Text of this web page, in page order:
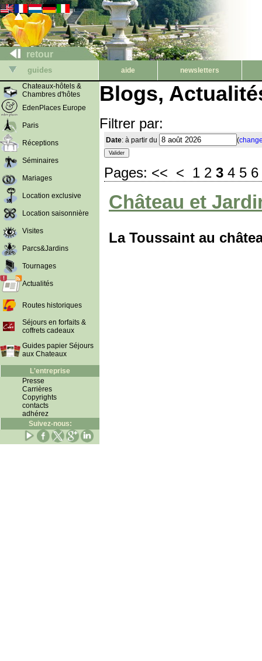
retour
guides aide
newsletters
Chateaux-hôtels &
Chambres d'hôtes
EdenPlaces Europe
Paris
Réceptions
Séminaires
Mariages
Location exclusive
Location saisonnière
Visites
Parcs&Jardins
Tournages
Actualités
Routes historiques
Séjours en forfaits &
coffrets cadeaux
Guides papier Séjours
aux Chateaux
L'entreprise
Presse
Carrières
Copyrights
contacts
adhérez
Suivez-nous:
Blogs,
Filtrer par:
Date: à partir du (
Pages: << < 1 2 3 4 5 6
Château et
La Toussaint au